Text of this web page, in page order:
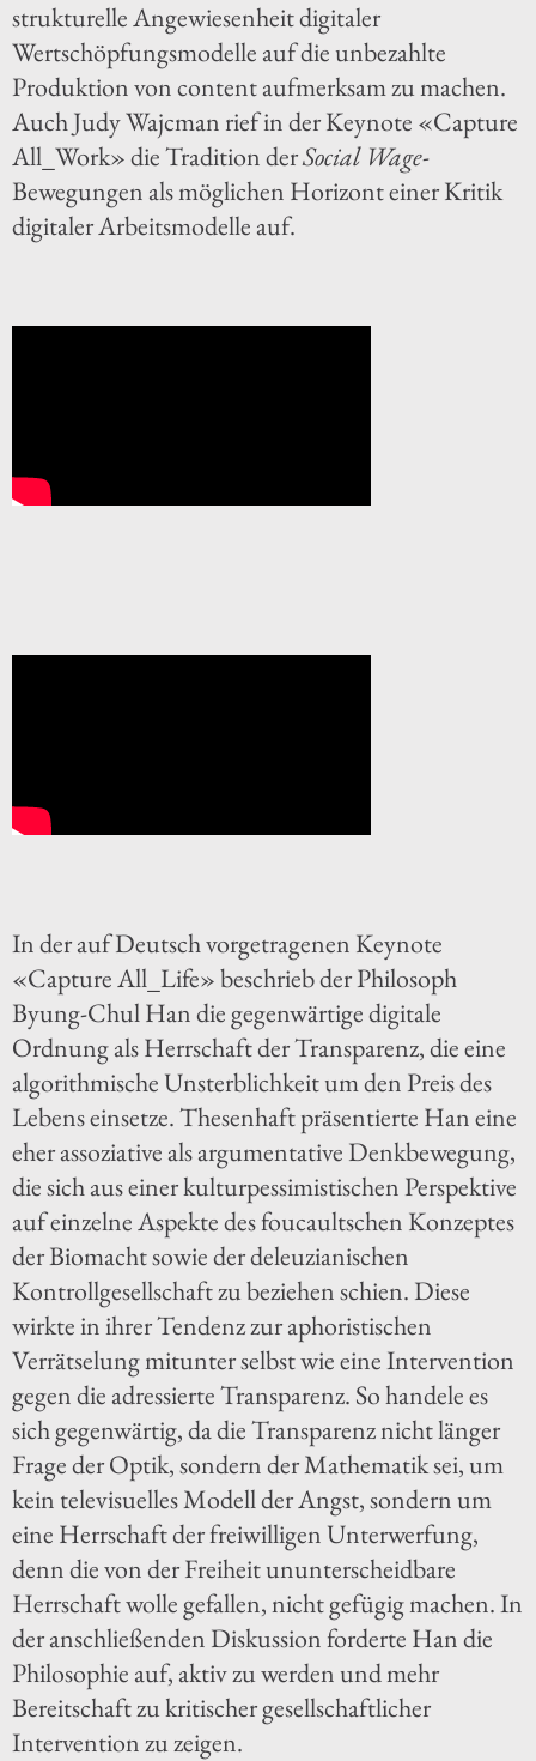
strukturelle Angewiesenheit digitaler
Wertschöpfungsmodelle auf die unbezahlte
Produktion von content aufmerksam zu machen.
Auch Judy Wajcman rief in der Keynote «Capture
All_Work» die Tradition derSocial Wage-
Bewegungen als möglichen Horizont einer Kritik
digitaler Arbeitsmodelle auf.
In der auf Deutsch vorgetragenen Keynote
«Capture All_Life» beschrieb der Philosoph
Byung-Chul Han die gegenwärtige digitale
Ordnung als Herrschaft der Transparenz, die eine
algorithmische Unsterblichkeit um den Preis des
Lebens einsetze. Thesenhaft präsentierte Han eine
eher assoziative als argumentative Denkbewegung,
die sich aus einer kulturpessimistischen Perspektive
auf einzelne Aspekte des foucaultschen Konzeptes
der Biomacht sowie der deleuzianischen
Kontrollgesellschaft zu beziehen schien. Diese
wirkte in ihrer Tendenz zur aphoristischen
Verrätselung mitunter selbst wie eine Intervention
gegen die adressierte Transparenz. So handele es
sich gegenwärtig, da die Transparenz nicht länger
Frage der Optik, sondern der Mathematik sei, um
kein televisuelles Modell der Angst, sondern um
eine Herrschaft der freiwilligen Unterwerfung,
denn die von der Freiheit ununterscheidbare
Herrschaft wolle gefallen, nicht gefügig machen. In
der anschließenden Diskussion forderte Han die
Philosophie auf, aktiv zu werden und mehr
Bereitschaft zu kritischer gesellschaftlicher
Intervention zu zeigen.